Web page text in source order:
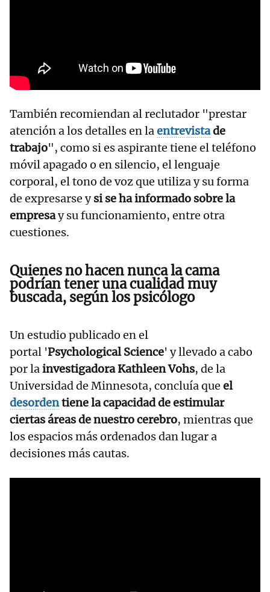
También recomiendan al reclutador "prestar
atención a los detalles en laentrevistade
trabajo", como si es aspirante tiene el teléfono
móvil apagado o en silencio, el lenguaje
corporal, el tono de voz que utiliza y su forma
de expresarse ysi se ha informado sobre la
empresay su funcionamiento, entre otra
cuestiones.
Quienes no hacen nunca la cama
podrían tener una cualidad muy
buscada, según los psicólogo
Un estudio publicado en el
portal 'Psychological Science' y llevado a cabo
por lainvestigadora Kathleen Vohs, de la
Universidad de Minnesota, concluía que el
desordentiene la capacidad de estimular
ciertas áreas de nuestro cerebro, mientras que
los espacios más ordenados dan lugar a
decisiones más cautas.